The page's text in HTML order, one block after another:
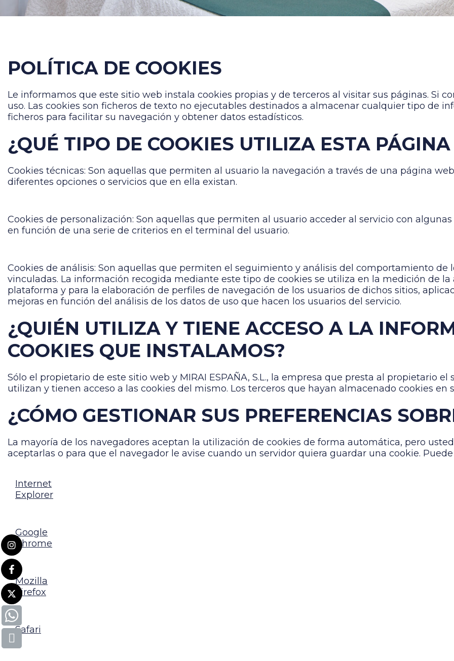
POLÍTICA DE COOKIES
Le informamos que este sitio web instala cookies propias y de terceros al visitar sus páginas. Si
uso. Las cookies son ficheros de texto no ejecutables destinados a almacenar cualquier tipo de
ficheros para facilitar su navegación y obtener datos estadísticos.
¿QUÉ TIPO DE COOKIES UTILIZA ESTA
Cookies técnicas: Son aquellas que permiten al usuario la navegación a través de una página
diferentes opciones o servicios que en ella existan.
Cookies de personalización: Son aquellas que permiten al usuario acceder al servicio con
en función de una serie de criterios en el terminal del usuario.
Cookies de análisis: Son aquellas que permiten el seguimiento y análisis del comportamiento de
vinculadas. La información recogida mediante este tipo de cookies se utiliza en la medición de
plataforma y para la elaboración de perfiles de navegación de los usuarios de dichos sitios,
mejoras en función del análisis de los datos de uso que hacen los usuarios del servicio.
¿QUIÉN UTILIZA Y TIENE ACCESO A LA
COOKIES QUE INSTALAMOS?
Sólo el propietario de este sitio web y MIRAI ESPAÑA, S.L., la empresa que presta al propietario
utilizan y tienen acceso a las cookies del mismo. Los terceros que hayan almacenado cookies en
¿CÓMO GESTIONAR SUS PREFERENCIAS
La mayoría de los navegadores aceptan la utilización de cookies de forma automática, pero
aceptarlas o para que el navegador le avise cuando un servidor quiera guardar una cookie.
Internet
Explorer
Google
Chrome
Mozilla
Firefox
Safari